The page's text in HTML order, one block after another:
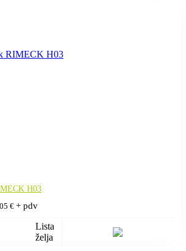
H03
€ + pdv
Lista
želja